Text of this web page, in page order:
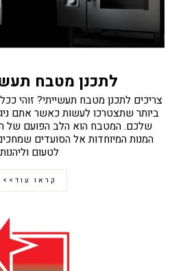
לתכנן מטבח
צריכים לתכנן מטבח תעשייתי? זוהי
ביותר שתצטרכו לעשות כאשר אתם
שלכם. המטבח הוא הלב הפועם של
המנות המיוחדות אל הסועדים שמחכים
לטעום וליהנות
קראו עוד>>